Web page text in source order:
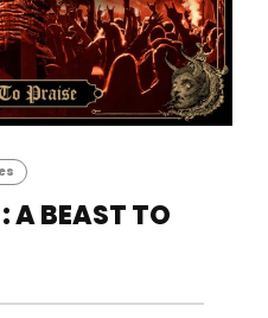
A BEAST TO